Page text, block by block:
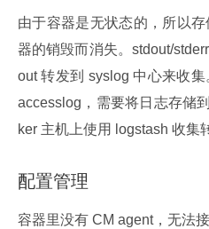
由于容器是无状态的，所以
器的销毁而消失。stdout/
out 转发到 syslog 中心来收
accesslog，需要将日志存储
ker 主机上使用 logstash 收集
配置管理
容器里没有 CM agent，无法